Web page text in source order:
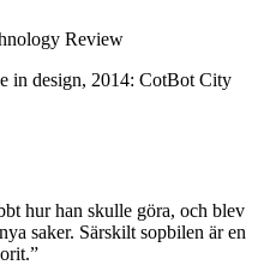
Review
in design, 2014: CotBot City
hur han skulle göra, och blev
saker. Särskilt sopbilen är en